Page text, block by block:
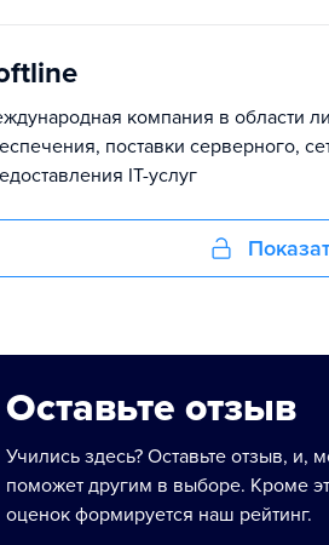
компания в области
поставки серверного,
IT-услуг
Оставьте отзыв
Учились здесь? Оставьте отзыв, и,
поможет другим в выборе. Кроме
оценок формируется наш рейтинг.